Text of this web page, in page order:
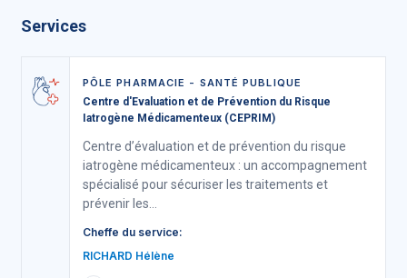
Services
PÔLE PHARMACIE - SANTÉ PUBLIQUE
Centre d'Evaluation et de Prévention du Risque
Iatrogène Médicamenteux (CEPRIM)
Centre d’évaluation et de prévention du risque
iatrogène médicamenteux : un accompagnement
spécialisé pour sécuriser les traitements et
prévenir les…
Cheffe du service:
RICHARD Hélène